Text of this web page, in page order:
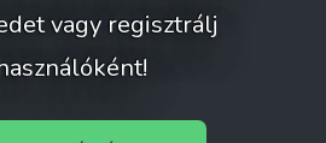
vagy regisztrálj